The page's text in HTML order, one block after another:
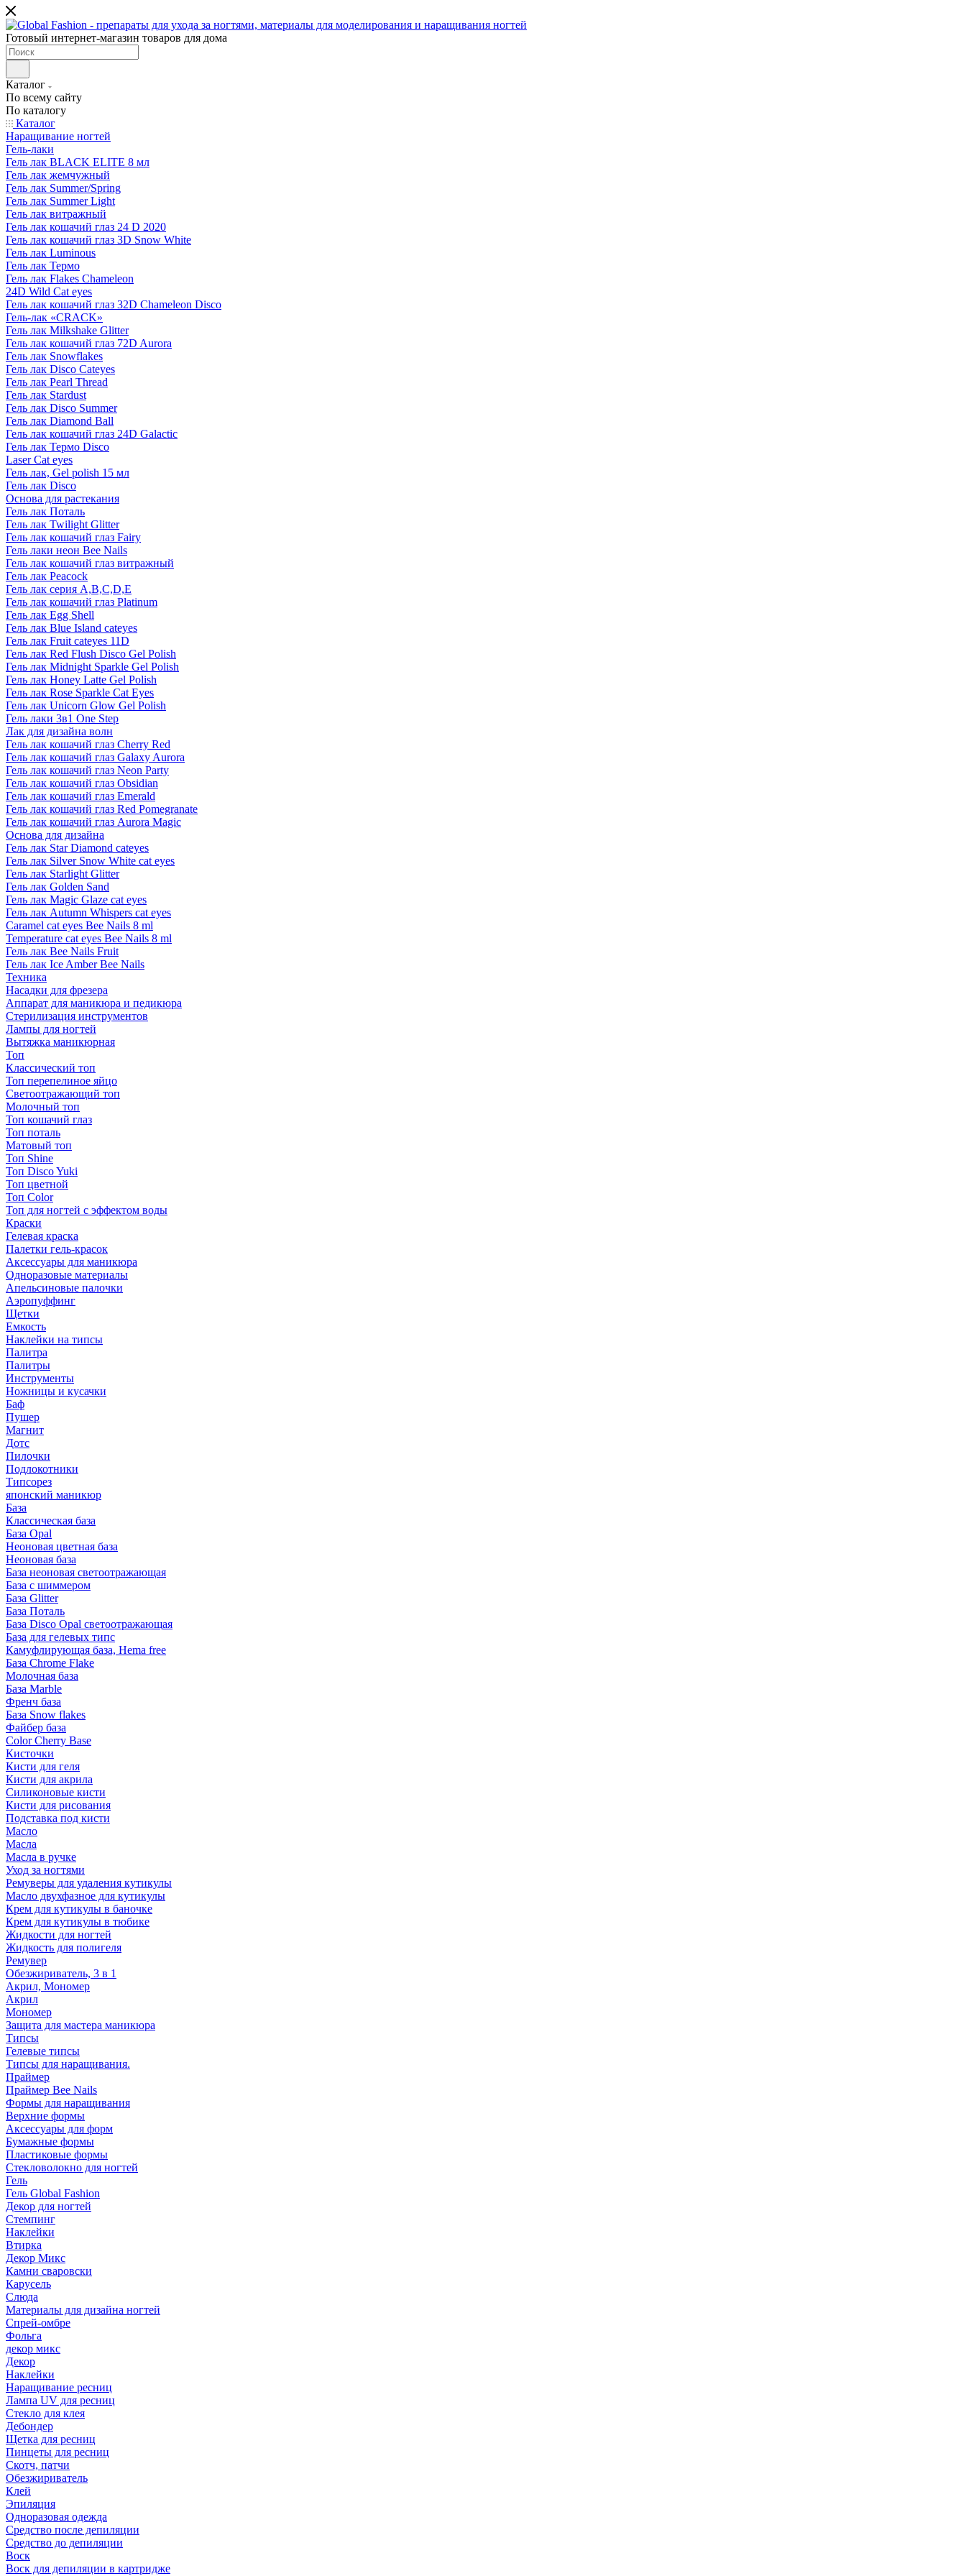
Готовый интернет-магазин товаров для дома
Каталог
По всему сайту
По каталогу
Каталог
Наращивание ногтей
Гель-лаки
Гель лак BLACK ELITE 8 мл
Гель лак жемчужный
Гель лак Summer/Spring
Гель лак Summer Light
Гель лак витражный
Гель лак кошачий глаз 24 D 2020
Гель лак кошачий глаз 3D Snow White
Гель лак Luminous
Гель лак Термо
Гель лак Flakes Chameleon
24D Wild Cat eyes
Гель лак кошачий глаз 32D Chameleon Disco
Гель-лак «CRACK»
Гель лак Milkshake Glitter
Гель лак кошачий глаз 72D Aurora
Гель лак Snowflakes
Гель лак Disco Cateyes
Гель лак Pearl Thread
Гель лак Stardust
Гель лак Disco Summer
Гель лак Diamond Ball
Гель лак кошачий глаз 24D Galactic
Гель лак Термо Disco
Laser Cat eyes
Гель лак, Gel polish 15 мл
Гель лак Disco
Основа для растекания
Гель лак Поталь
Гель лак Twilight Glitter
Гель лак кошачий глаз Fairy
Гель лаки неон Bee Nails
Гель лак кошачий глаз витражный
Гель лак Peacock
Гель лак серия A,B,C,D,E
Гель лак кошачий глаз Platinum
Гель лак Egg Shell
Гель лак Blue Island cateyes
Гель лак Fruit cateyes 11D
Гель лак Red Flush Disco Gel Polish
Гель лак Midnight Sparkle Gel Polish
Гель лак Honey Latte Gel Polish
Гель лак Rose Sparkle Cat Eyes
Гель лак Unicorn Glow Gel Polish
Гель лаки 3в1 One Step
Лак для дизайна волн
Гель лак кошачий глаз Cherry Red
Гель лак кошачий глаз Galaxy Aurora
Гель лак кошачий глаз Neon Party
Гель лак кошачий глаз Obsidian
Гель лак кошачий глаз Emerald
Гель лак кошачий глаз Red Pomegranate
Гель лак кошачий глаз Aurora Magic
Основа для дизайна
Гель лак Star Diamond cateyes
Гель лак Silver Snow White cat eyes
Гель лак Starlight Glitter
Гель лак Golden Sand
Гель лак Magic Glaze cat eyes
Гель лак Autumn Whispers cat eyes
Caramel cat eyes Bee Nails 8 ml
Temperature cat eyes Bee Nails 8 ml
Гель лак Bee Nails Fruit
Гель лак Ice Amber Bee Nails
Техника
Насадки для фрезера
Аппарат для маникюра и педикюра
Стерилизация инструментов
Лампы для ногтей
Вытяжка маникюрная
Топ
Классический топ
Топ перепелиное яйцо
Светоотражающий топ
Молочный топ
Топ кошачий глаз
Топ поталь
Матовый топ
Топ Shine
Топ Disco Yuki
Топ цветной
Топ Color
Топ для ногтей с эффектом воды
Краски
Гелевая краска
Палетки гель-красок
Аксессуары для маникюра
Одноразовые материалы
Апельсиновые палочки
Аэропуффинг
Щетки
Емкость
Наклейки на типсы
Палитра
Палитры
Инструменты
Ножницы и кусачки
Баф
Пушер
Магнит
Дотс
Пилочки
Подлокотники
Типсорез
японский маникюр
База
Классическая база
База Opal
Неоновая цветная база
Неоновая база
База неоновая светоотражающая
База с шиммером
База Glitter
База Поталь
База Disco Opal светоотражающая
База для гелевых типс
Камуфлирующая база, Hema free
База Chrome Flake
Молочная база
База Marble
Френч база
База Snow flakes
Файбер база
Color Cherry Base
Кисточки
Кисти для геля
Кисти для акрила
Силиконовые кисти
Кисти для рисования
Подставка под кисти
Масло
Масла
Масла в ручке
Уход за ногтями
Ремуверы для удаления кутикулы
Масло двухфазное для кутикулы
Крем для кутикулы в баночке
Крем для кутикулы в тюбике
Жидкости для ногтей
Жидкость для полигеля
Ремувер
Обезжириватель, 3 в 1
Акрил, Мономер
Акрил
Мономер
Защита для мастера маникюра
Типсы
Гелевые типсы
Типсы для наращивания.
Праймер
Праймер Bee Nails
Формы для наращивания
Верхние формы
Аксессуары для форм
Бумажные формы
Пластиковые формы
Стекловолокно для ногтей
Гель
Гель Global Fashion
Декор для ногтей
Стемпинг
Наклейки
Втирка
Декор Микс
Камни сваровски
Карусель
Слюда
Материалы для дизайна ногтей
Спрей-омбре
Фольга
декор микс
Декор
Наклейки
Наращивание ресниц
Лампа UV для ресниц
Стекло для клея
Дебондер
Щетка для ресниц
Пинцеты для ресниц
Скотч, патчи
Обезжириватель
Клей
Эпиляция
Одноразовая одежда
Средство после депиляции
Средство до депиляции
Воск
Воск для депиляции в картридже